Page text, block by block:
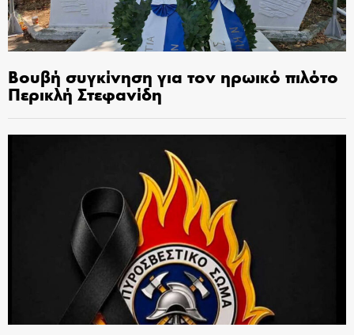
Βουβή συγκίνηση για τον ηρωικό πιλότο
Περικλή Στεφανίδη